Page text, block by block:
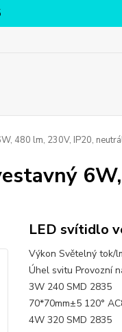
480 lm, 230V, IP20,
LED svítidlo
Výkon Světelný tok/
Úhel svitu Provozní
3W 240
70*70mm±5 120°
4W 320 SMD